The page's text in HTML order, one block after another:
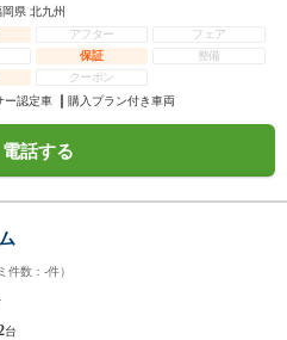
岡県 北九州
アフター
フェア
保証
整備
クーポン
ー認定車 購入プラン付き車両
電話する
件数： -件）
台